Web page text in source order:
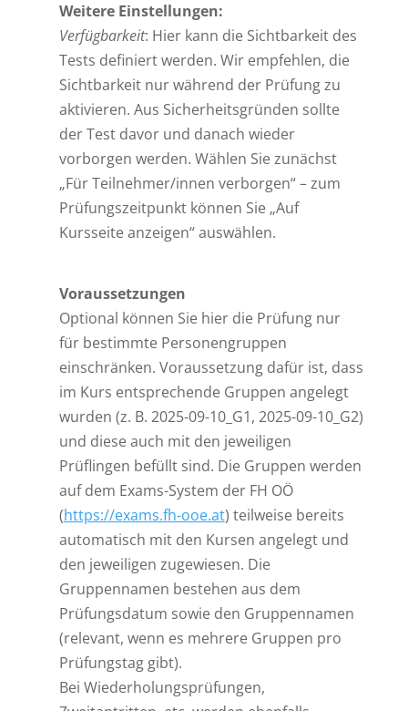
Weitere Einstellungen:
Verfügbarkeit: Hier kann die Sichtbarkeit des
Tests definiert werden. Wir empfehlen, die
Sichtbarkeit nur während der Prüfung zu
aktivieren. Aus Sicherheitsgründen sollte
der Test davor und danach wieder
vorborgen werden. Wählen Sie zunächst
„Für Teilnehmer/innen verborgen“ – zum
Prüfungszeitpunkt können Sie „Auf
Kursseite anzeigen“ auswählen.
Voraussetzungen
Optional können Sie hier die Prüfung nur
für bestimmte Personengruppen
einschränken. Voraussetzung dafür ist, dass
im Kurs entsprechende Gruppen angelegt
wurden (z. B. 2025-09-10_G1, 2025-09-10_G2)
und diese auch mit den jeweiligen
Prüflingen befüllt sind. Die Gruppen werden
auf dem Exams-System der FH OÖ
(https://exams.fh-ooe.at) teilweise bereits
automatisch mit den Kursen angelegt und
den jeweiligen zugewiesen. Die
Gruppennamen bestehen aus dem
Prüfungsdatum sowie den Gruppennamen
(relevant, wenn es mehrere Gruppen pro
Prüfungstag gibt).
Bei Wiederholungsprüfungen,